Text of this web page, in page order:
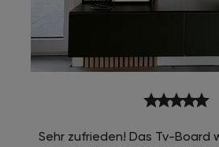
starstarstarstarstar
Sehr zufrieden! Das Tv-Board